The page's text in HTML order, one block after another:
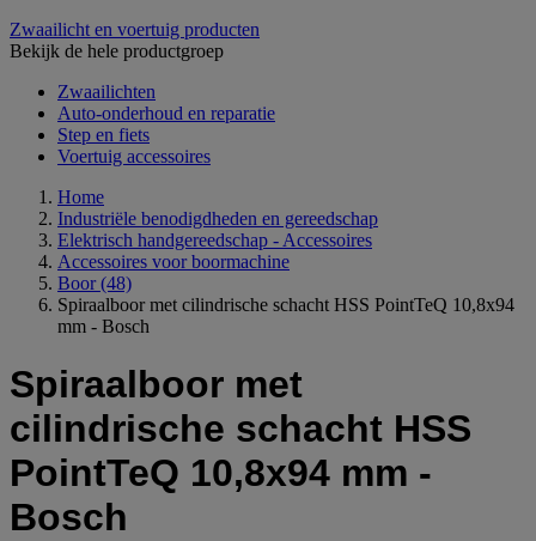
Zwaailicht en voertuig producten
Bekijk de hele productgroep
Zwaailichten
Auto-onderhoud en reparatie
Step en fiets
Voertuig accessoires
Home
Industriële benodigdheden en gereedschap
Elektrisch handgereedschap - Accessoires
Accessoires voor boormachine
Boor (48)
Spiraalboor met cilindrische schacht HSS PointTeQ 10,8x94
mm - Bosch
Spiraalboor met
cilindrische schacht HSS
PointTeQ 10,8x94 mm -
Bosch